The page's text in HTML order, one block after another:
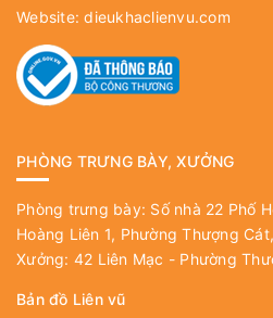
Website:dieukhaclienvu.com
PHÒNG TRƯNG BÀY, XƯỞNG
Phòng trưng bày: Số nhà 22 Phố
Hoàng Liên 1, Phường Thượng
Xưởng: 42 Liên Mạc - Phường
Bản đồ Liên vũ